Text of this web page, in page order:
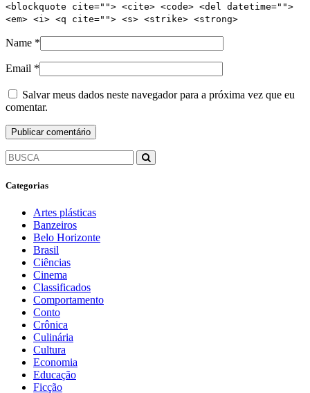
<blockquote cite=""> <cite> <code> <del datetime="">
<em> <i> <q cite=""> <s> <strike> <strong>
Name *
Email *
Salvar meus dados neste navegador para a próxima vez que eu
comentar.
Categorias
Artes plásticas
Banzeiros
Belo Horizonte
Brasil
Ciências
Cinema
Classificados
Comportamento
Conto
Crônica
Culinária
Cultura
Economia
Educação
Ficção